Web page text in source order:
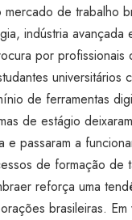
mercado de trabalho
indústria avançada
por profissionais
universitários
de ferramentas
de estágio
e passaram a
de formação de
reforça uma
brasileiras.